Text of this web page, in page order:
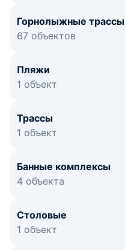
Горнолыжные трассы
67 объектов
Пляжи
1 объект
Трассы
1 объект
Банные комплексы
4 объекта
Столовые
1 объект